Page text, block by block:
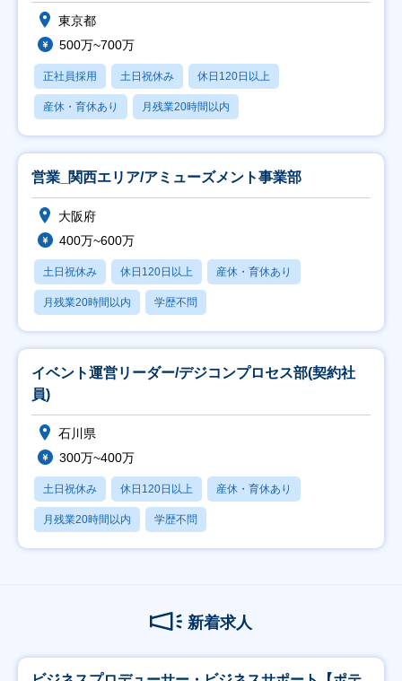
東京都
500万~700万
正社員採用 土日祝休み 休日120日以上
産休・育休あり 月残業20時間以内
営業_関西エリア/アミューズメント事業部
大阪府
400万~600万
土日祝休み 休日120日以上 産休・育休あり
月残業20時間以内 学歴不問
イベント運営リーダー/デジコンプロセス部(契約社
員)
石川県
300万~400万
土日祝休み 休日120日以上 産休・育休あり
月残業20時間以内 学歴不問
新着求人